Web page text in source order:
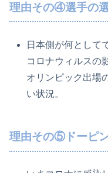
理由その④選手の
日本側が何として
コロナウィルスの
オリンピック出場
い状況。
理由その⑤ドーピ